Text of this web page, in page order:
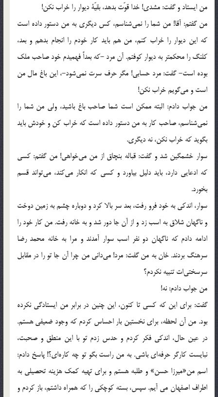
من ايستاد و گفت: مشدي! خدا قوّت بدهد، بقيّة ديوار را خراب نكن!
من گفتم: آقا! من شما را نمي‌شناسم، كس ديگري به من دستور داده است
كه اين ديوار را خراب كنم، من هم بايد كار خودم را انجام بدهم و بعد،
كلنگ را محكمتر به ديوار كوفتم. آن مرد -كه بعداً فهميدم خود صاحب ملك
بوده است- گفت: مرد حسابي! مگر حرف سرت نمي‌شود-، اين باغ مال من
است و مي‌گويم خراب نكن!
من جواب دادم: البته ممكن است شما صاحب باغ باشيد، ولي من شما را
نمي‌شناسم، صاحب كار به من دستور داده است كه خراب كن و خودش بايد
بگويد كه خراب نكن، نه ديگري.
سوار خشمگين شد و گفت: قباله بنچاق از من مي‌خواهي! من گفتم: كسي
كه ادعايي دارد، بايد دليل بياورد و كسي كه انكار مي‌كند، مي‌تواند قسم
بخورد.
سوار، اندكي به خود فرو رفت، بعد سر بالا كرد و دوباره چشم به زمين دوخت
و ناگهان شلاق به اسب زد و از آن جا دور شد و به خانه رفت. من كار خود را
ادامه دادم كه ناگهان دو نفر اسب سوار آمدند و مرا به خانه محمد رضا
سرهنگ بردند. خان به من گفت: مرد! مي‌داني من چرا آن جا تو را در مقابل
سرسختي‌ات تنبيه نكردم؟
من جواب دادم: نه!
گفت: براي اين كه كسي تا كنون، اين چنين در برابر من ايستادگي نكرده
بود. من آن لحظه، براي نخستين بار احساس كردم كه وجود ضعيفي هستم.
در عين حال، اندكي فكر كردم و حدس زدم تو با اين منطق و صحبت،
نبايست كارگر حرفه‌اي باشي. به من راست بگو تو چه كاره‌اي؟! پاسخ دادم:
اسم من«ميرزا حسن» و طلبه هستم و براي تهيه كمك هزينه تحصيلي به
اطراف اصفهان مي آيم. سپس، بسته كوچكي را كه همراه داشتم، باز كردم و